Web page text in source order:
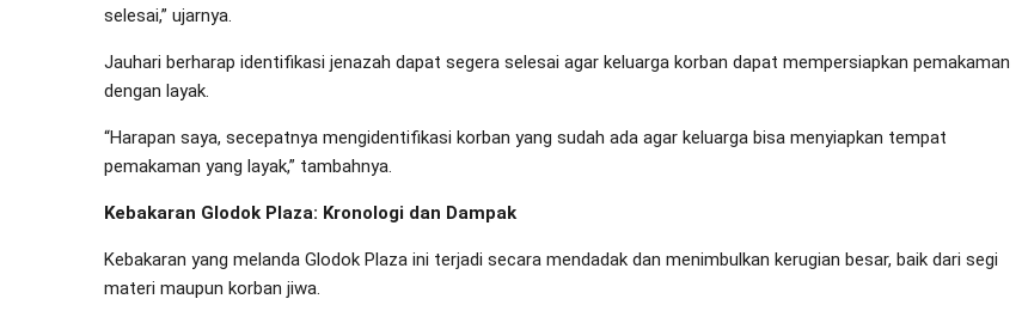
selesai,” ujarnya.
Jauhari berharap identifikasi jenazah dapat segera selesai agar keluarga korban dapat mempersiapkan pemakaman
dengan layak.
“Harapan saya, secepatnya mengidentifikasi korban yang sudah ada agar keluarga bisa menyiapkan tempat
pemakaman yang layak,” tambahnya.
Kebakaran Glodok Plaza: Kronologi dan Dampak
Kebakaran yang melanda Glodok Plaza ini terjadi secara mendadak dan menimbulkan kerugian besar, baik dari segi
materi maupun korban jiwa.